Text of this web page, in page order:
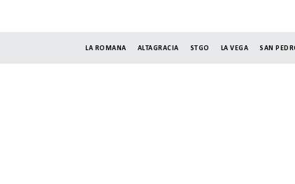
LA ROMANA ALTAGRACIA STGO LA VEGA SAN